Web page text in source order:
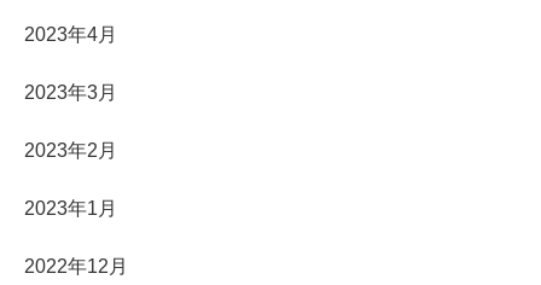
2023年4月
2023年3月
2023年2月
2023年1月
2022年12月